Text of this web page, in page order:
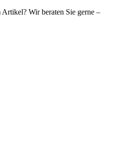
Artikel? Wir beraten Sie gerne –